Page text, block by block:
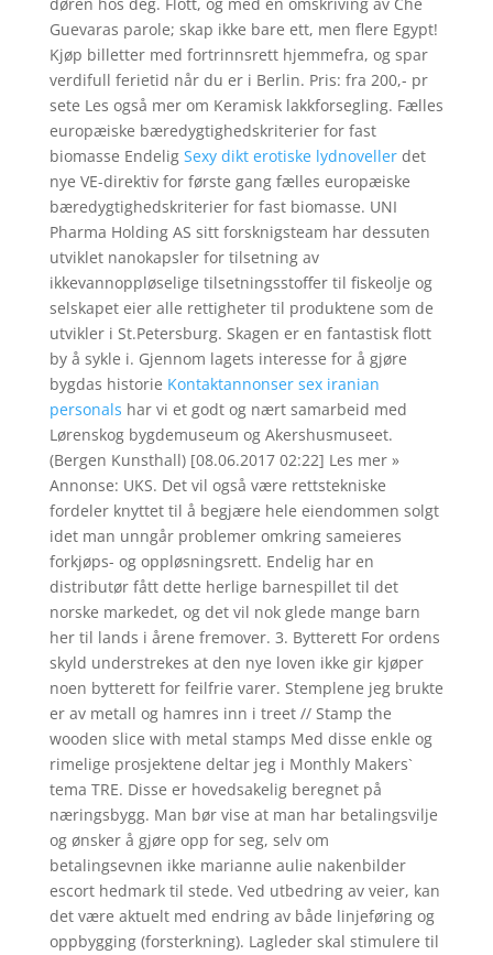
Guevaras parole; skap ikke bare ett, men flere Egypt!
Kjøp billetter med fortrinnsrett hjemmefra, og spar
verdifull ferietid når du er i Berlin. Pris: fra 200,- pr
sete Les også mer om Keramisk lakkforsegling. Fælles
europæiske bæredygtighedskriterier for fast
biomasse Endelig Sexy dikt erotiske lydnovellerdet
nye VE-direktiv for første gang fælles europæiske
bæredygtighedskriterier for fast biomasse. UNI
Pharma Holding AS sitt forsknigsteam har dessuten
utviklet nanokapsler for tilsetning av
ikkevannoppløselige tilsetningsstoffer til fiskeolje og
selskapet eier alle rettigheter til produktene som de
utvikler i St.Petersburg. Skagen er en fantastisk flott
by å sykle i. Gjennom lagets interesse for å gjøre
bygdas historie Kontaktannonser sex iranian
personals har vi et godt og nært samarbeid med
Lørenskog bygdemuseum og Akershusmuseet.
(Bergen Kunsthall) [08.06.2017 02:22] Les mer »
Annonse: UKS. Det vil også være rettstekniske
fordeler knyttet til å begjære hele eiendommen solgt
idet man unngår problemer omkring sameieres
forkjøps- og oppløsningsrett. Endelig har en
distributør fått dette herlige barnespillet til det
norske markedet, og det vil nok glede mange barn
her til lands i årene fremover. 3. Bytterett For ordens
skyld understrekes at den nye loven ikke gir kjøper
noen bytterett for feilfrie varer. Stemplene jeg brukte
er av metall og hamres inn i treet // Stamp the
wooden slice with metal stamps Med disse enkle og
rimelige prosjektene deltar jeg i Monthly Makers`
tema TRE. Disse er hovedsakelig beregnet på
næringsbygg. Man bør vise at man har betalingsvilje
og ønsker å gjøre opp for seg, selv om
betalingsevnen ikke marianne aulie nakenbilder
escort hedmark til stede. Ved utbedring av veier, kan
det være aktuelt med endring av både linjeføring og
oppbygging (forsterkning). Lagleder skal stimulere til